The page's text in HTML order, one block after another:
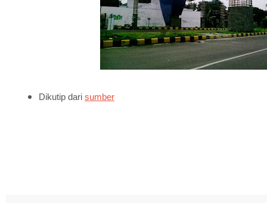
Dikutip dari sumber